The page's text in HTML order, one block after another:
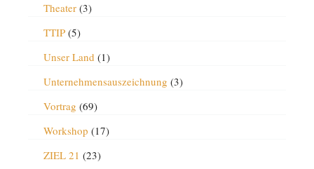
Theater(3)
TTIP(5)
Unser Land (1)
Unternehmensauszeichnung (3)
Vortrag (69)
Workshop (17)
ZIEL 21 (23)